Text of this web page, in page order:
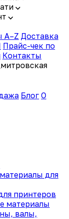
A–Z Доставка
Прайс-чек по
Контакты
Блог О
для
принтеров
материалы
валы,